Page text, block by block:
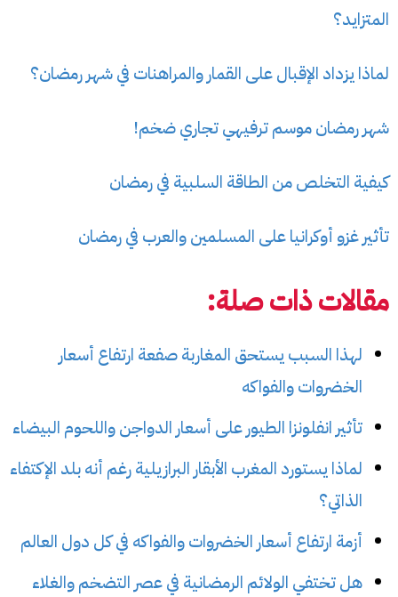
المتزايد؟
لماذا يزداد الإقبال على القمار والمراهنات في شهر رمضان؟
شهر رمضان موسم ترفيهي تجاري ضخم!
كيفية التخلص من الطاقة السلبية في رمضان
تأثير غزو أوكرانيا على المسلمين والعرب في رمضان
مقالات ذات صلة:
لهذا السبب يستحق المغاربة صفعة ارتفاع أسعار
الخضروات والفواكه
تأثير انفلونزا الطيور على أسعار الدواجن واللحوم البيضاء
لماذا يستورد المغرب الأبقار البرازيلية رغم أنه بلد الإكتفاء
الذاتي؟
أزمة ارتفاع أسعار الخضروات والفواكه في كل دول العالم
هل تختفي الولائم الرمضانية في عصر التضخم والغلاء